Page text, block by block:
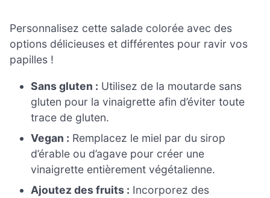
Personnalisez cette salade colorée avec des
options délicieuses et différentes pour ravir vos
papilles !
Sans gluten : Utilisez de la moutarde sans
gluten pour la vinaigrette afin d’éviter toute
trace de gluten.
Vegan : Remplacez le miel par du sirop
d’érable ou d’agave pour créer une
vinaigrette entièrement végétalienne.
Ajoutez des fruits : Incorporez des